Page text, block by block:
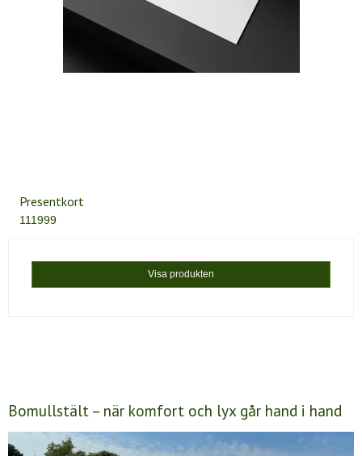
Presentkort
111999
Visa produkten
Bomullstält – när komfort och lyx går hand i hand